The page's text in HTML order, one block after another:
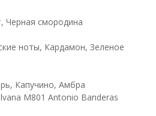
Черная смородина
ноты, Кардамон, Зеленое
Капучино, Амбра
M801 Antonio Banderas